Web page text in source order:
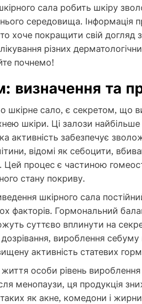
сала робить шкіру
середовища.
хоче покращити свій догляд
різних
почнемо!
визначення та
шкірне сало, є секретом, що
шкіри. Ці залози
активність забезпечує
відомі як себоцити,
Цей процес є частиною
стану покриву.
шкірного сала
факторів. Гормональний
суттєво вплинути на
дозрівання, вироблення
активність статевих
особи рівень
менопаузи, ця продукція
як акне, комедони і